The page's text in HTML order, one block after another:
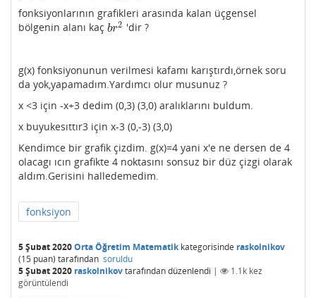
fonksiyonlarının grafikleri arasında kalan üçgensel
bölgenin alanı kaç br2
br2 'dir ?
g(x) fonksiyonunun verilmesi kafamı karıştırdı,örnek soru
da yok,yapamadım.Yardımcı olur musunuz ?
x <3 için -x+3 dedim (0,3) (3,0) aralıklarını buldum.
x buyukesıttır3 için x-3 (0,-3) (3,0)
Kendimce bir grafik çizdim. g(x)=4 yani x'e ne dersen de 4
olacagı ıcın grafikte 4 noktasını sonsuz bir düz çizgi olarak
aldım.Gerisini halledemedim.
fonksiyon
5 Şubat 2020Orta Öğretim Matematikkategorisinde raskolnikov
(15 puan) tarafından soruldu
5 Şubat 2020 raskolnikovtarafındandüzenlendi | 1.1k kez
görüntülendi